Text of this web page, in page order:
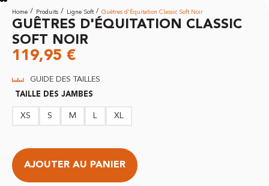
Home Produits Ligne Soft Guêtres d’Équitation Classic Soft Noir
GUÊTRES D'ÉQUITATION CLASSIC
SOFT NOIR
119,95 €
GUIDE DES TAILLES
TAILLE DES JAMBES
XS S M L XL
AJOUTER AU PANIER